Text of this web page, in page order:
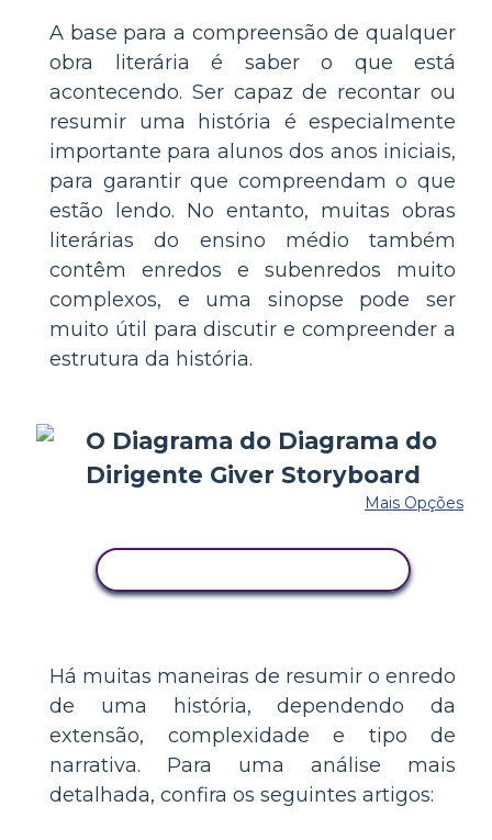
A base para a compreensão de qualquer
obra literária é saber o que está
acontecendo. Ser capaz de recontar ou
resumir uma história é especialmente
importante para alunos dos anos iniciais,
para garantir que compreendam o que
estão lendo. No entanto, muitas obras
literárias do ensino médio também
contêm enredos e subenredos muito
complexos, e uma sinopse pode ser
muito útil para discutir e compreender a
estrutura da história.
Mais Opções
Há muitas maneiras de resumir o enredo
de uma história, dependendo da
extensão, complexidade e tipo de
narrativa. Para uma análise mais
detalhada, confira os seguintes artigos: